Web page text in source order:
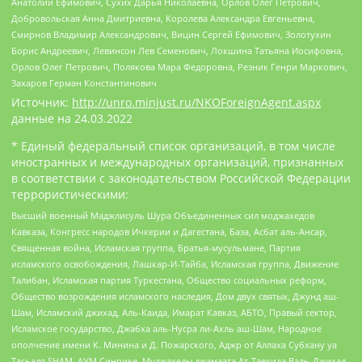
Добровольская Анна Дмитриевна, Королева Александра Евгеньевна,
Смирнов Владимир Александрович, Вицин Сергей Ефимович, Золотухин
Борис Андреевич, Левинсон Лев Семенович, Локшина Татьяна Иосифовна,
Орлов Олег Петрович, Полякова Мара Федоровна, Резник Генри Маркович,
Захаров Герман Константинович
Источник: http://unro.minjust.ru/NKOForeignAgent.aspx
данные на 24.03.2022
* Единый федеральный список организаций, в том числе
иностранных и международных организаций, признанных
в соответствии с законодательством Российской Федерации
террористическими:
Высший военный Маджлисуль Шура Объединенных сил моджахедов
Кавказа, Конгресс народов Ичкерии и Дагестана, База, Асбат аль-Ансар,
Священная война, Исламская группа, Братья-мусульмане, Партия
исламского освобождения, Лашкар-И-Тайба, Исламская группа, Движение
Талибан, Исламская партия Туркестана, Общество социальных реформ,
Общество возрождения исламского наследия, Дом двух святых, Джунд аш-
Шам, Исламский джихад, Аль-Каида, Имарат Кавказ, АБТО, Правый сектор,
Исламское государство, Джабха аль-Нусра ли-Ахль аш-Шам, Народное
ополчение имени К. Минина и Д. Пожарского, Аджр от Аллаха Субхану уа